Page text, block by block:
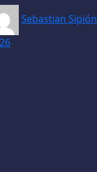
Sebastian Sipión